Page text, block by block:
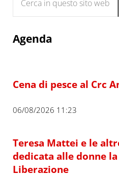
Agenda
Cena di pesce al Crc
06/08/2026 11:23
Teresa Mattei e le
dedicata alle donne
Liberazione